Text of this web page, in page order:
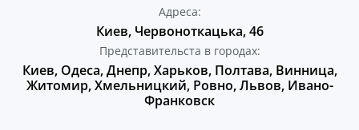
Адреса:
Киев, Червоноткацька, 46
Представительста в городах:
Киев, Одеса, Днепр, Харьков, Полтава, Винница,
Житомир, Хмельницкий, Ровно, Львов, Ивано-
Франковск